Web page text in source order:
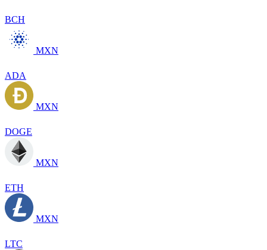
BCH
MXN
ADA
MXN
DOGE
MXN
ETH
MXN
LTC